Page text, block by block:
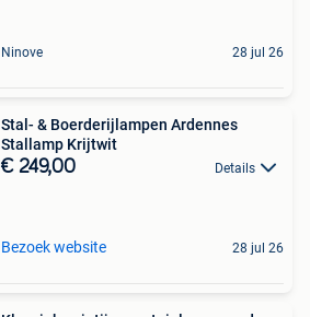
Ninove 28 jul 26
Stal- & Boerderijlampen Ardennes
Stallamp Krijtwit
€ 249,00 Details
Bezoek website 28 jul 26